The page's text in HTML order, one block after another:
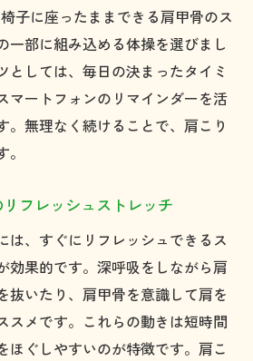
子に座ったままできる肩甲骨のス
一部に組み込める体操を選びまし
としては、毎日の決まったタイミ
マートフォンのリマインダーを活
。無理なく続けることで、肩こり
フレッシュストレッチ
は、すぐにリフレッシュできるス
効果的です。深呼吸をしながら肩
抜いたり、肩甲骨を意識して肩を
スメです。これらの動きは短時間
ほぐしやすいのが特徴です。肩こ